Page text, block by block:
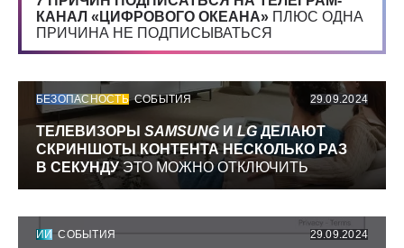
КАНАЛ «ЦИФРОВОГО ОКЕАНА» ПЛЮС ОДНА
ПРИЧИНА НЕ ПОДПИСЫВАТЬСЯ
БЕЗОПАСНОСТЬ СОБЫТИЯ 29.09.2024
ТЕЛЕВИЗОРЫ SAMSUNG И LGДЕЛАЮТ
СКРИНШОТЫ КОНТЕНТА НЕСКОЛЬКО РАЗ
В СЕКУНДУЭТО МОЖНО ОТКЛЮЧИТЬ
ИИ СОБЫТИЯ 29.09.2024